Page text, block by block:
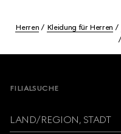
Herren Kleidung für Herren
FILIALSUCHE
LAND/REGION, STADT